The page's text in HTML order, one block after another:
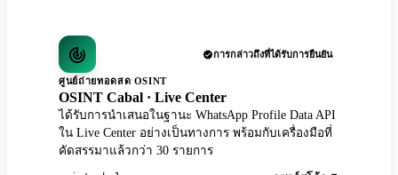
การกล่าวถึงที่ได้รับการยืนยัน
ศูนย์ถ่ายทอดสด OSINT
OSINT Cabal · Live Center
ได้รับการนำเสนอในฐานะ WhatsApp Profile Data API
ใน Live Center อย่างเป็นทางการ พร้อมกับเครื่องมือที่
คัดสรรมาแล้วกว่า 30 รายการ